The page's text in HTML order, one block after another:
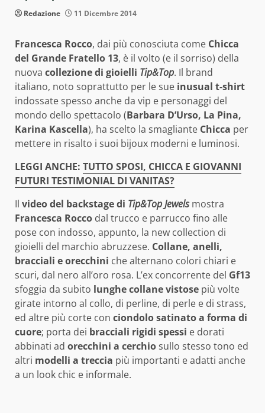
Redazione 11 Dicembre 2014
Francesca Rocco, dai più conosciuta come Chicca
del Grande Fratello 13, è il volto (e il sorriso) della
nuova collezione di gioielli Tip&Top. Il brand
italiano, noto soprattutto per le sue inusual t-shirt
indossate spesso anche da vip e personaggi del
mondo dello spettacolo (Barbara D’Urso, La Pina,
Karina Kascella), ha scelto la smagliante Chicca per
mettere in risalto i suoi bijoux moderni e luminosi.
LEGGI ANCHE: TUTTO SPOSI, CHICCA E GIOVANNI
FUTURI TESTIMONIAL DI VANITAS?
Il video del backstage di Tip&Top Jewelsmostra
Francesca Rocco dal trucco e parrucco fino alle
pose con indosso, appunto, la new collection di
gioielli del marchio abruzzese. Collane, anelli,
bracciali e orecchini che alternano colori chiari e
scuri, dal nero all’oro rosa. L’ex concorrente del Gf13
sfoggia da subito lunghe collane vistose più volte
girate intorno al collo, di perline, di perle e di strass,
ed altre più corte con ciondolo satinato a forma di
cuore; porta dei bracciali rigidi spessi e dorati
abbinati ad orecchini a cerchiosullo stesso tono ed
altri modelli a treccia più importanti e adatti anche
a un look chic e informale.